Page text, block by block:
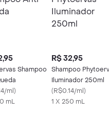
Shampoo
ml)
mL
R$ 32,95
Shampoo
Iluminador 250ml
(R$0.14/ml)
1 X 250 mL